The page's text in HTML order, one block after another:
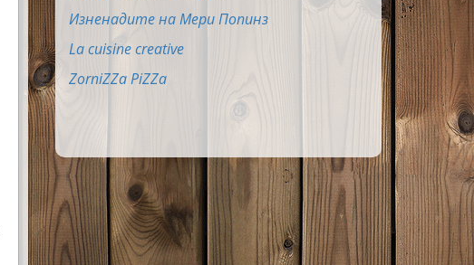
Изненадите на Мери Попинз
La cuisine creative
ZorniZZa PiZZa